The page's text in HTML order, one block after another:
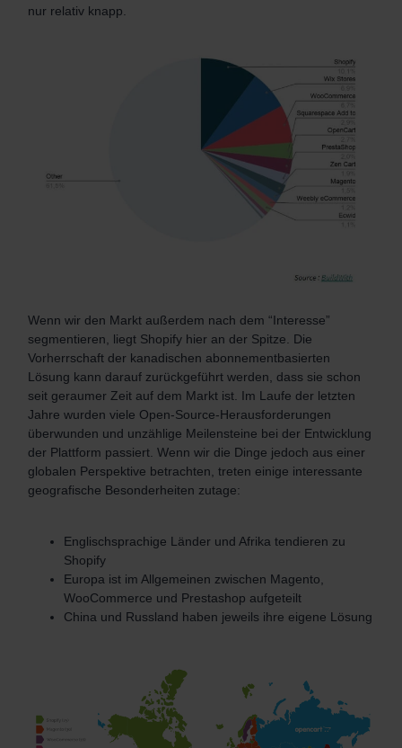
nur relativ knapp.
Wenn wir den Markt außerdem nach dem “Interesse”
segmentieren, liegt Shopify hier an der Spitze. Die
Vorherrschaft der kanadischen abonnementbasierten
Lösung kann darauf zurückgeführt werden, dass sie schon
seit geraumer Zeit auf dem Markt ist. Im Laufe der letzten
Jahre wurden viele Open-Source-Herausforderungen
überwunden und unzählige Meilensteine bei der Entwicklung
der Plattform passiert. Wenn wir die Dinge jedoch aus einer
globalen Perspektive betrachten, treten einige interessante
geografische Besonderheiten zutage:
Englischsprachige Länder und Afrika tendieren zu
Shopify
Europa ist im Allgemeinen zwischen Magento,
WooCommerce und Prestashop aufgeteilt
China und Russland haben jeweils ihre eigene Lösung